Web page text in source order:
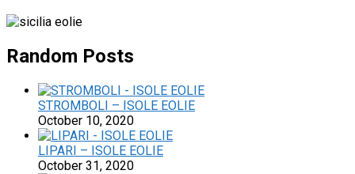
Random Posts
STROMBOLI – ISOLE EOLIE
October 10, 2020
LIPARI – ISOLE EOLIE
October 31, 2020